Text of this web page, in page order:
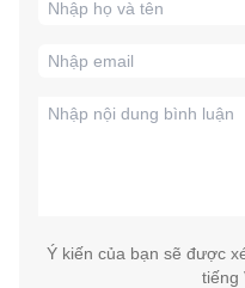
Ý kiến của bạn sẽ được
tiếng